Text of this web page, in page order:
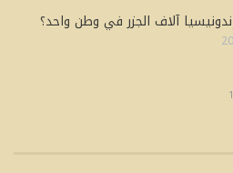
آلاف الجزر في وطن واحد؟